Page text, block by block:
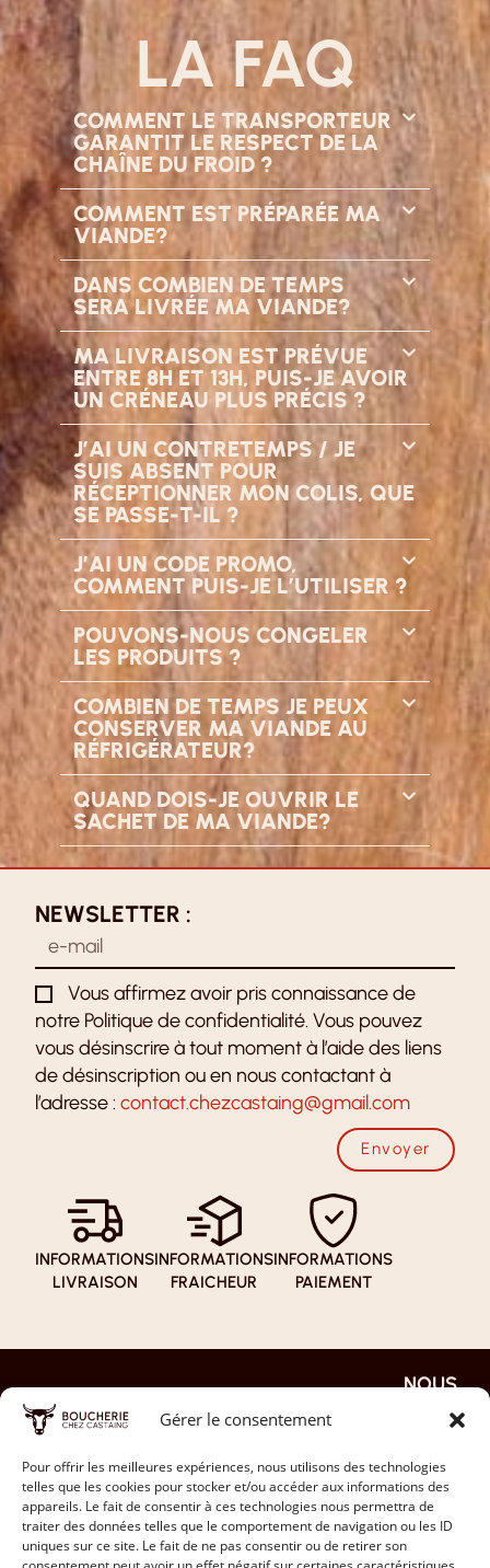
Gérer le consentement
Pour offrir les meilleures expériences, nous utilisons des technologies
telles que les cookies pour stocker et/ou accéder aux informations des
appareils. Le fait de consentir à ces technologies nous permettra de
traiter des données telles que le comportement de navigation ou les ID
uniques sur ce site. Le fait de ne pas consentir ou de retirer son
LA FAQ
COMMENT LE TRANSPORTEUR
GARANTIT LE RESPECT DE LA
CHAÎNE DU FROID ?
COMMENT EST PRÉPARÉE MA
VIANDE?
DANS COMBIEN DE TEMPS
SERA LIVRÉE MA VIANDE?
MA LIVRAISON EST PRÉVUE
ENTRE 8H ET 13H, PUIS-JE AVOIR
UN CRÉNEAU PLUS PRÉCIS ?
J’AI UN CONTRETEMPS / JE
SUIS ABSENT POUR
RÉCEPTIONNER MON COLIS, QUE
SE PASSE-T-IL ?
J’AI UN CODE PROMO,
COMMENT PUIS-JE L’UTILISER ?
POUVONS-NOUS CONGELER
LES PRODUITS ?
COMBIEN DE TEMPS JE PEUX
CONSERVER MA VIANDE AU
RÉFRIGÉRATEUR?
QUAND DOIS-JE OUVRIR LE
SACHET DE MA VIANDE?
NEWSLETTER :
Vous affirmez avoir pris connaissance de
notre Politique de confidentialité. Vous pouvez
vous désinscrire à tout moment à l’aide des liens
de désinscription ou en nous contactant à
l’adresse :contact.chezcastaing@gmail.com
Envoyer
INFORMATIONS
LIVRAISON
INFORMATIONS
FRAICHEUR
INFORMATIONS
PAIEMENT
PAGES
NOTRE
HISTOIRE
CONTACT
BOUTI
NOS
VIANDES
MON
PANIER
SAVOI
LA FAQ
NOS
PARTENAIRES
NOUS
DÉPOSE
MON CV
INSTAGRAM